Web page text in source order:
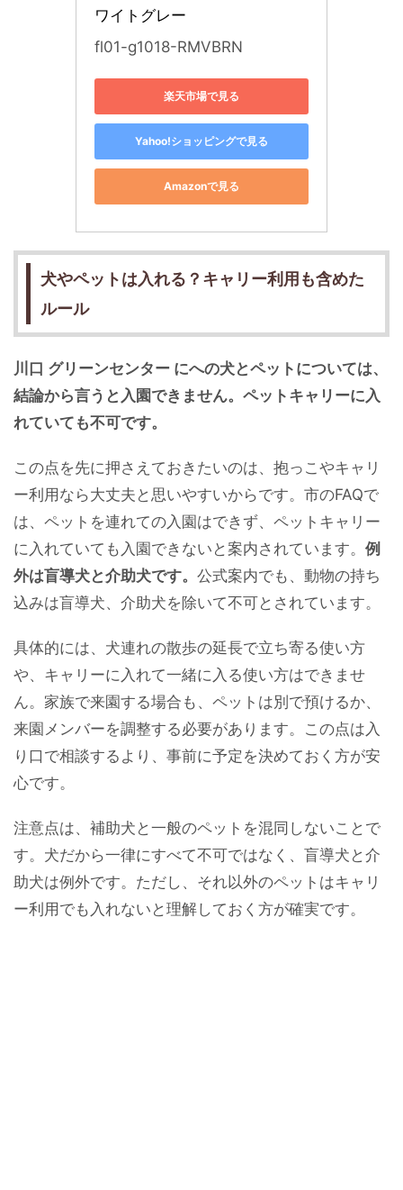
ワイトグレー
fl01-g1018-RMVBRN
楽天市場で見る
Yahoo!ショッピングで見る
Amazonで見る
犬やペットは入れる？キャリー利用も含めた
ルール
川口 グリーンセンター にへの犬とペットについては、
結論から言うと入園できません。ペットキャリーに入
れていても不可です。
この点を先に押さえておきたいのは、抱っこやキャリ
ー利用なら大丈夫と思いやすいからです。市のFAQで
は、ペットを連れての入園はできず、ペットキャリー
に入れていても入園できないと案内されています。 例
外は盲導犬と介助犬です。 公式案内でも、動物の持ち
込みは盲導犬、介助犬を除いて不可とされています。
具体的には、犬連れの散歩の延長で立ち寄る使い方
や、キャリーに入れて一緒に入る使い方はできませ
ん。家族で来園する場合も、ペットは別で預けるか、
来園メンバーを調整する必要があります。この点は入
り口で相談するより、事前に予定を決めておく方が安
心です。
注意点は、補助犬と一般のペットを混同しないことで
す。犬だから一律にすべて不可ではなく、盲導犬と介
助犬は例外です。ただし、それ以外のペットはキャリ
ー利用でも入れないと理解しておく方が確実です。